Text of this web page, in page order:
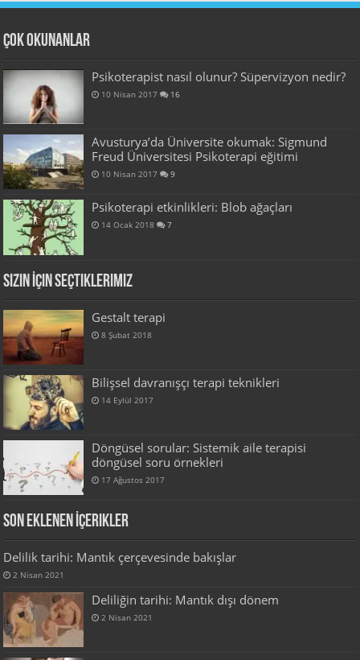
Çok Okunanlar
Psikoterapist nasıl olunur? Süpervizyon nedir?
10 Nisan 2017 16
Avusturya’da Üniversite okumak: Sigmund
Freud Üniversitesi Psikoterapi eğitimi
10 Nisan 2017 9
Psikoterapi etkinlikleri: Blob ağaçları
14 Ocak 2018 7
Sizin İçin Seçtiklerimiz
Gestalt terapi
8 Şubat 2018
Bilişsel davranışçı terapi teknikleri
14 Eylül 2017
Döngüsel sorular: Sistemik aile terapisi
döngüsel soru örnekleri
17 Ağustos 2017
Son Eklenen İçerikler
Delilik tarihi: Mantık çerçevesinde bakışlar
2 Nisan 2021
Deliliğin tarihi: Mantık dışı dönem
2 Nisan 2021